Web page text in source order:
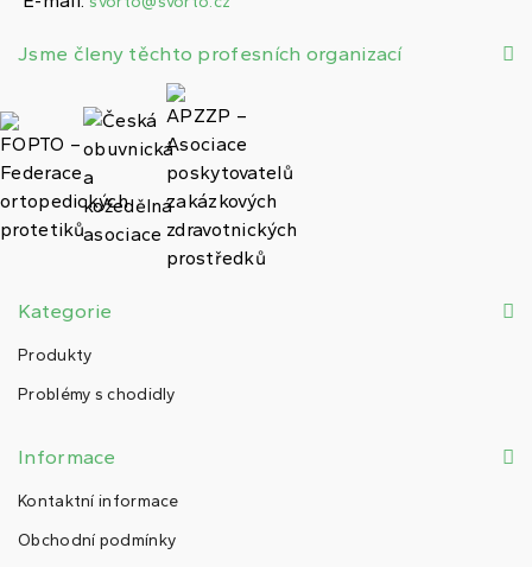
Jsme členy těchto profesních organizací
Kategorie
Produkty
Problémy s chodidly
Informace
Kontaktní informace
Obchodní podmínky